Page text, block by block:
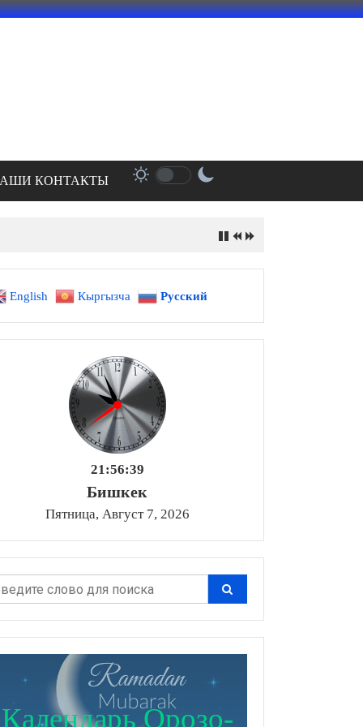
КОНТАКТЫ
English Кыргызча Русский
21:56:41
Бишкек
Пятница, Август 7, 2026
Календарь Орозо-